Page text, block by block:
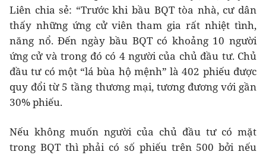
Liên chia sẻ: “Trước khi bầu BQT tòa nhà, cư dân
thấy những ứng cử viên tham gia rất nhiệt tình,
năng nổ. Đến ngày bầu BQT có khoảng 10 người
ứng cử và trong đó có 4 người của chủ đầu tư. Chủ
đầu tư có một “lá bùa hộ mệnh” là 402 phiếu được
quy đổi từ 5 tầng thương mại, tương đương với gần
30% phiếu.
Nếu không muốn người của chủ đầu tư có mặt
trong BQT thì phải có số phiếu trên 500 bởi nếu